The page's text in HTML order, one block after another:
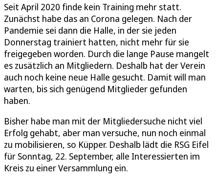
Seit April 2020 finde kein Training mehr statt.
Zunächst habe das an Corona gelegen. Nach der
Pandemie sei dann die Halle, in der sie jeden
Donnerstag trainiert hatten, nicht mehr für sie
freigegeben worden. Durch die lange Pause mangelt
es zusätzlich an Mitgliedern. Deshalb hat der Verein
auch noch keine neue Halle gesucht. Damit will man
warten, bis sich genügend Mitglieder gefunden
haben.
Bisher habe man mit der Mitgliedersuche nicht viel
Erfolg gehabt, aber man versuche, nun noch einmal
zu mobilisieren, so Küpper. Deshalb lädt die RSG Eifel
für Sonntag, 22. September, alle Interessierten im
Kreis zu einer Versammlung ein.